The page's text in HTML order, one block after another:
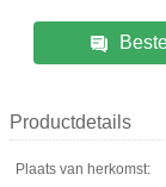
Productdetails
Plaats van herkomst: